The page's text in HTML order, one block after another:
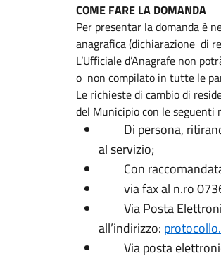
COME FARE LA DOMANDA
Per presentar la domanda è
anagrafica (dichiarazione di
L’Ufficiale d’Anagrafe non
o non compilato in tutte le
Le richieste di cambio di
del Municipio con le seguenti
Di persona,
al servizio;
Con
via fax al n.ro
Via Posta
all’indirizzo:
Via posta